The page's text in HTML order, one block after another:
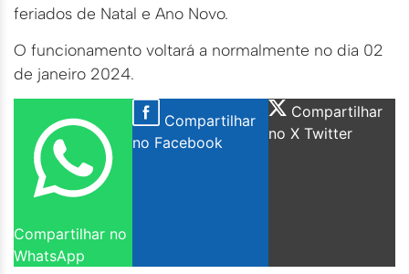
feriados de Natal e Ano Novo.
O funcionamento voltará a normalmente no dia 02
de janeiro 2024.
Compartilhar no
WhatsApp
Compartilhar
no Facebook
Compartilhar
no X Twitter